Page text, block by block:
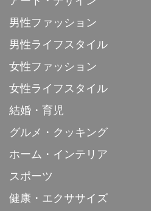
男性ファッション
男性ライフスタイル
女性ファッション
女性ライフスタイル
結婚・育児
グルメ・クッキング
ホーム・インテリア
スポーツ
健康・エクササイズ